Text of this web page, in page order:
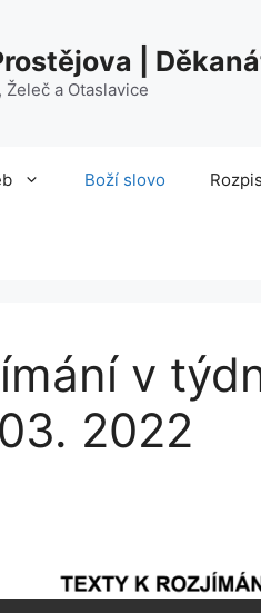
|
a Otaslavice
Boží slovo
v
2022